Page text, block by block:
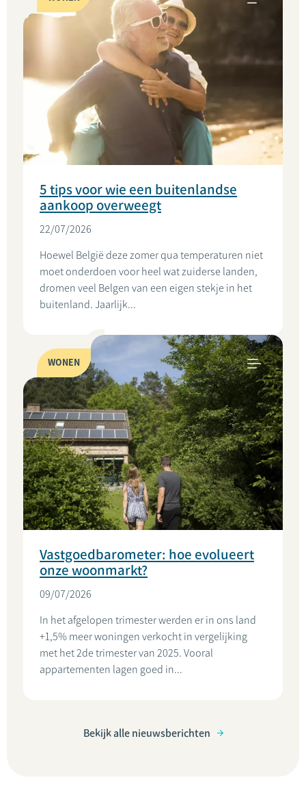
5 tips voor wie een buitenlandse
aankoop overweegt
22/07/2026
Hoewel België deze zomer qua temperaturen niet
moet onderdoen voor heel wat zuiderse landen,
dromen veel Belgen van een eigen stekje in het
buitenland. Jaarlijk...
WONEN
Vastgoedbarometer: hoe evolueert
onze woonmarkt?
09/07/2026
In het afgelopen trimester werden er in ons land
+1,5% meer woningen verkocht in vergelijking
met het 2de trimester van 2025. Vooral
appartementen lagen goed in...
Bekijk alle nieuwsberichten